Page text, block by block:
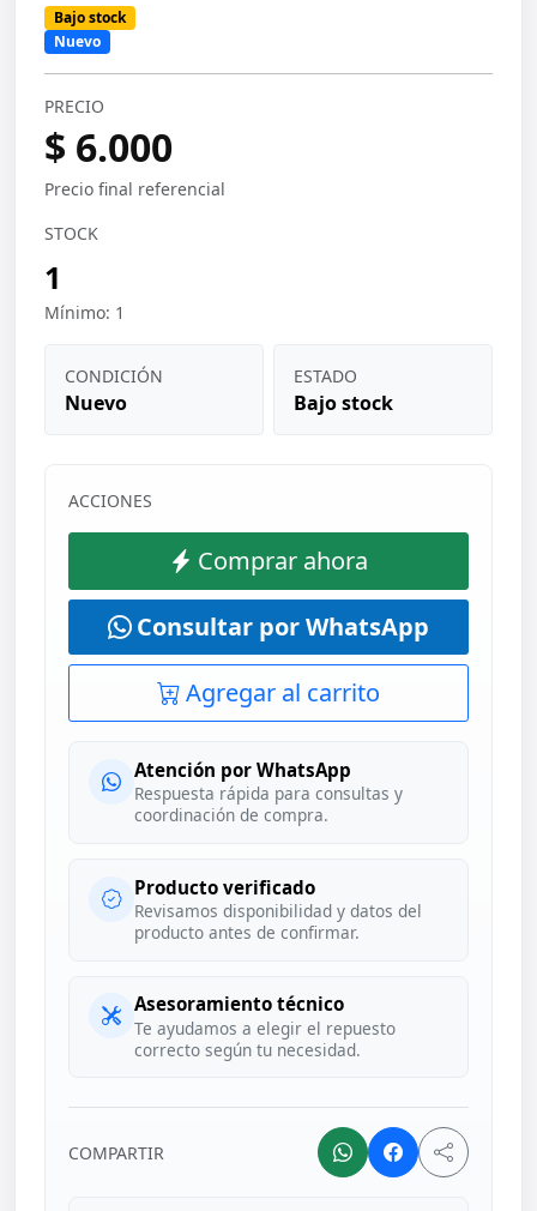
Bajo stock
Nuevo
PRECIO
$ 6.000
Precio final referencial
STOCK
1
Mínimo: 1
CONDICIÓN
Nuevo
ESTADO
Bajo stock
ACCIONES
Comprar ahora
Consultar por WhatsApp
Agregar al carrito
Atención por WhatsApp
Respuesta rápida para consultas y
coordinación de compra.
Producto verificado
Revisamos disponibilidad y datos del
producto antes de confirmar.
Asesoramiento técnico
Te ayudamos a elegir el repuesto
correcto según tu necesidad.
COMPARTIR